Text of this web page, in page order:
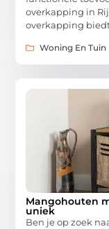
overkapping in
overkapping
Woning En Tuin
Mangohouten
uniek
Ben je op zoek